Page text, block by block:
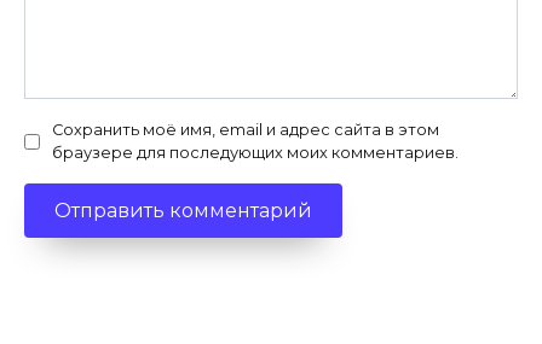
Сохранить моё имя, email и адрес сайта в этом
браузере для последующих моих комментариев.